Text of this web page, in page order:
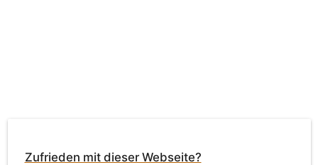
Zufrieden mit dieser Webseite?